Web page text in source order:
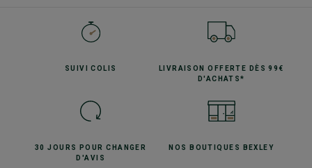
SUIVICOLIS LIVRAISON OFFERTE
DÈS 99€
D'ACHATS*
30 JOURS POURCHANGER
D'AVIS
NOS BOUTIQUES BEXLEY